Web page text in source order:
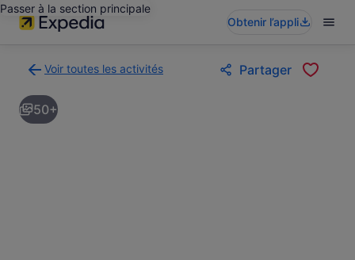
Passer à la section principale
Obtenir l’appli
Voir toutes les activités
à
la
page
Partager
50+